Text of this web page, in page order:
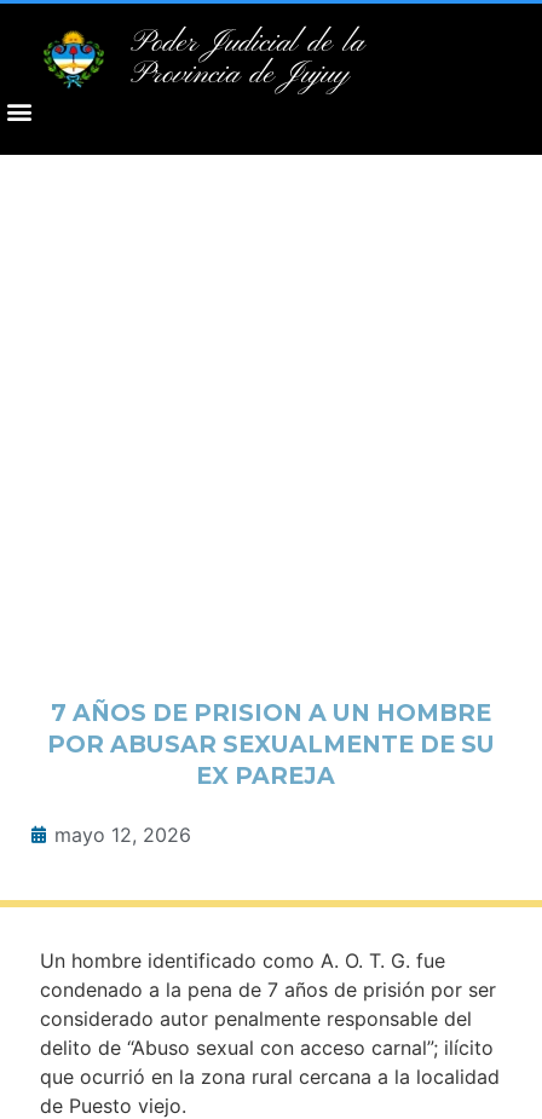
Poder Judicial de la
Provincia de Jujuy
7 AÑOS DE PRISION A UN HOMBRE
POR ABUSAR SEXUALMENTE DE SU
EX PAREJA
mayo 12, 2026
Un hombre identificado como A. O. T. G. fue
condenado a la pena de 7 años de prisión por ser
considerado autor penalmente responsable del
delito de “Abuso sexual con acceso carnal”; ilícito
que ocurrió en la zona rural cercana a la localidad
de Puesto viejo.